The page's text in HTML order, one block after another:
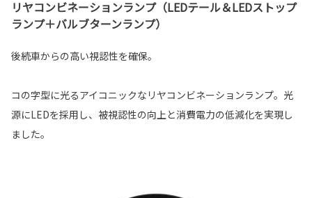
リヤコンビネーションランプ（LEDテール＆LEDストップ
ランプ＋バルブターンランプ）
後続車からの高い視認性を確保。
コの字型に光るアイコニックなリヤコンビネーションランプ。光
源にLEDを採用し、被視認性の向上と消費電力の低減化を実現し
ました。